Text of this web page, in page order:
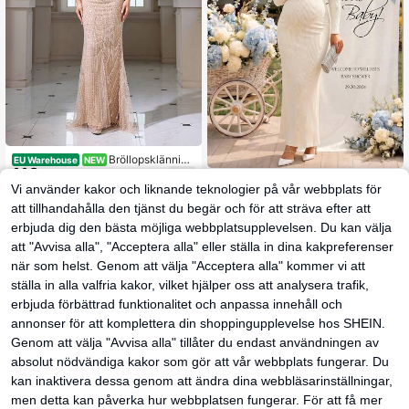
EU Warehouse NEW Bröllopsklänning
ar
110 Loomaby
Loomaby Maternityklänning i enfär
gad design med metalldekor, casual
för fest och resor
259 kr
Vi använder kakor och liknande teknologier på vår webbplats för
att tillhandahålla den tjänst du begär och för att sträva efter att
erbjuda dig den bästa möjliga webbplatsupplevelsen. Du kan välja
att "Avvisa alla", "Acceptera alla" eller ställa in dina kakpreferenser
när som helst. Genom att välja "Acceptera alla" kommer vi att
ställa in alla valfria kakor, vilket hjälper oss att analysera trafik,
erbjuda förbättrad funktionalitet och anpassa innehåll och
annonser för att komplettera din shoppingupplevelse hos SHEIN.
Genom att välja "Avvisa alla" tillåter du endast användningen av
absolut nödvändiga kakor som gör att vår webbplats fungerar. Du
kan inaktivera dessa genom att ändra dina webbläsarinställningar,
men detta kan påverka hur webbplatsen fungerar. För att få mer